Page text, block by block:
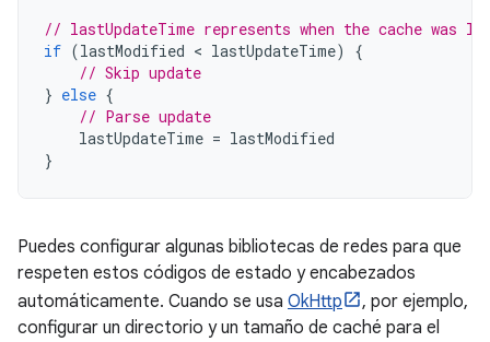
// lastUpdateTime represents when the cache was
if (lastModified < lastUpdateTime)
{
// Skip update
} else {
// Parse update
lastUpdateTime = lastModified
}
Puedes configurar algunas bibliotecas de redes para que
respeten estos códigos de estado y encabezados
automáticamente. Cuando se usa OkHttp
, por ejemplo,
configurar un directorio y un tamaño de caché para el